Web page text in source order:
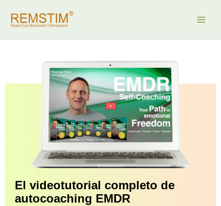
contenido
El videotutorial completo de
autocoaching EMDR